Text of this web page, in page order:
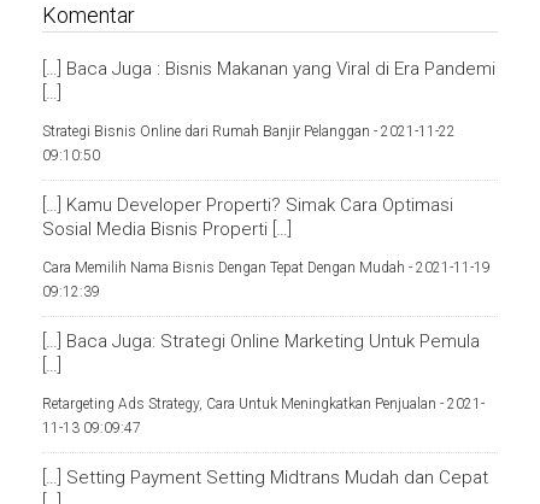
Komentar
[…] Baca Juga : Bisnis Makanan yang Viral di Era Pandemi
Strategi Bisnis Online dari Rumah Banjir Pelanggan - 2021-11-22
09:10:50
[…] Kamu Developer Properti? Simak Cara Optimasi
Sosial Media Bisnis Properti […]
Cara Memilih Nama Bisnis Dengan Tepat Dengan Mudah - 2021-11-19
09:12:39
[…] Baca Juga: Strategi Online Marketing Untuk Pemula
Retargeting Ads Strategy, Cara Untuk Meningkatkan Penjualan - 2021-
11-13 09:09:47
[…] Setting Payment Setting Midtrans Mudah dan Cepat